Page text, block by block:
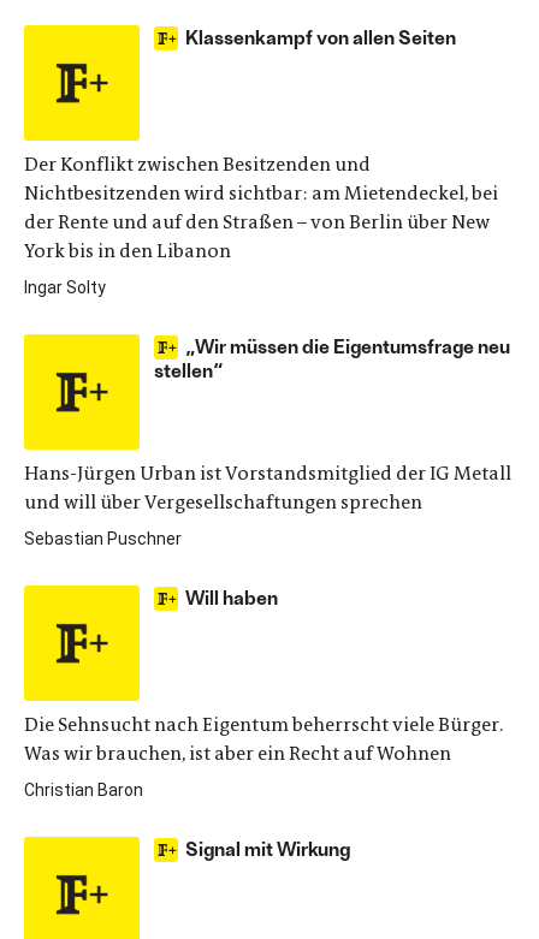
Klassenkampf von allen Seiten
Der Konflikt zwischen Besitzenden und
Nichtbesitzenden wird sichtbar: am Mietendeckel, bei
der Rente und auf den Straßen – von Berlin über New
York bis in den Libanon
Ingar Solty
„Wir müssen die Eigentumsfrage neu
stellen“
Hans-Jürgen Urban ist Vorstandsmitglied der IG Metall
und will über Vergesellschaftungen sprechen
Sebastian Puschner
Will haben
Die Sehnsucht nach Eigentum beherrscht viele Bürger.
Was wir brauchen, ist aber ein Recht auf Wohnen
Christian Baron
Signal mit Wirkung